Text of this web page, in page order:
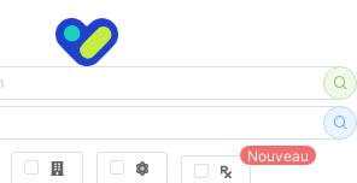
Nouveau